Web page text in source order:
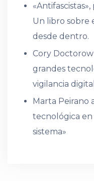
Un libro sobre
desde dentro.
Cory
grandes
vigilancia digital
Marta Peirano
tecnológica en
sistema»